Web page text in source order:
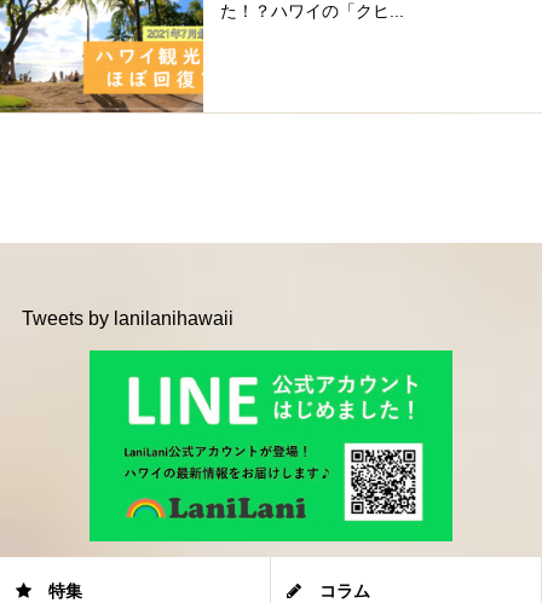
た！？ハワイの「クヒ...
Tweets by lanilanihawaii
特集 コラム